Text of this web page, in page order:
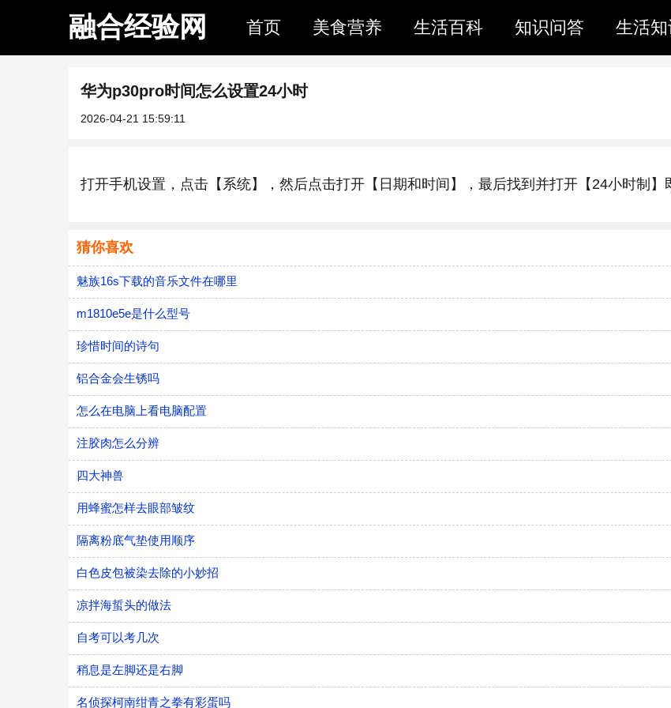
融合经验网 首页 美食营养 生活百科 知识问答 生活知
华为p30pro时间怎么设置24小时
2026-04-21 15:59:11
打开手机设置，点击【系统】，然后点击打开【日期和时间】，最后找到并打开【24小时制】
猜你喜欢
魅族16s下载的音乐文件在哪里
m1810e5e是什么型号
珍惜时间的诗句
铝合金会生锈吗
怎么在电脑上看电脑配置
注胶肉怎么分辨
四大神兽
用蜂蜜怎样去眼部皱纹
隔离粉底气垫使用顺序
白色皮包被染去除的小妙招
凉拌海蜇头的做法
自考可以考几次
稍息是左脚还是右脚
名侦探柯南绀青之拳有彩蛋吗